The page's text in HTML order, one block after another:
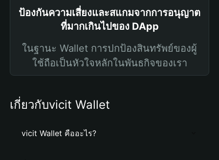
ป้องกันความเสี่ยงและสแกมจากการอนุญาต
ที่มากเกินไปของ DApp
ในฐานะ Wallet การปกป้องสินทรัพย์ของผู้
ใช้ถือเป็นหัวใจหลักในพันธกิจของเรา
เกี่ยวกับvicit Wallet
vicit Wallet คืออะไร?